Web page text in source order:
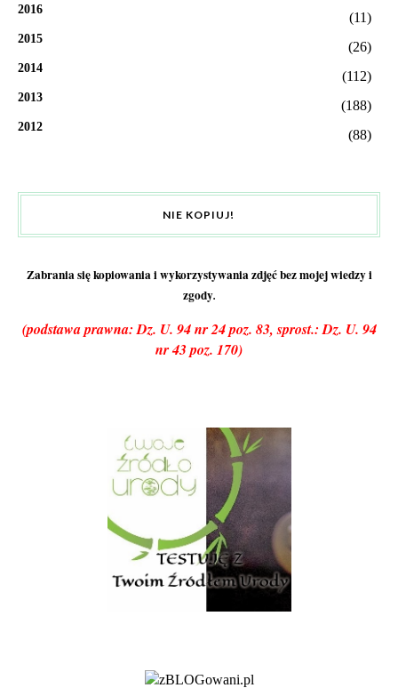
2016
(11)
2015
(26)
2014
(112)
2013
(188)
2012
(88)
NIE KOPIUJ!
Zabrania się kopiowania i wykorzystywania zdjęć bez mojej wiedzy i
zgody.
(podstawa prawna: Dz. U. 94 nr 24 poz. 83, sprost.: Dz. U. 94
nr 43 poz. 170)